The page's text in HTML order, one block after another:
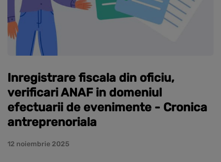
Inregistrare fiscala din oficiu,
verificari ANAF in domeniul
efectuarii de evenimente - Cronica
antreprenoriala
12 noiembrie 2025